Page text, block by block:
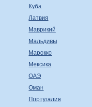
Куба
Латвия
Маврикий
Мальдивы
Марокко
Мексика
ОАЭ
Оман
Португалия